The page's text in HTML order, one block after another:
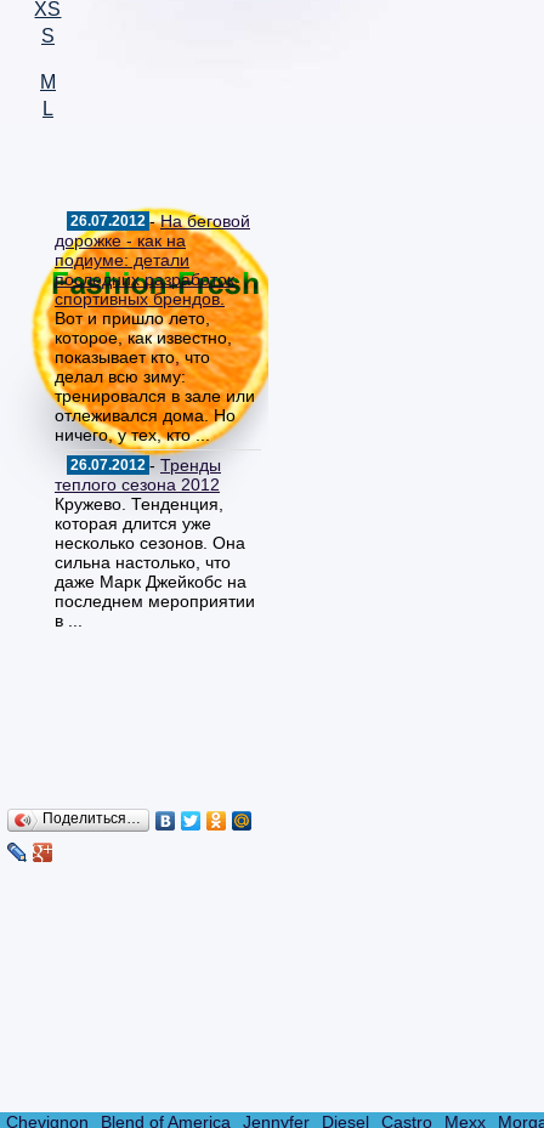
XS
S
M
L
26.07.2012 -На беговой
дорожке - как на
подиуме: детали
последних разработок
спортивных брендов.
Вот и пришло лето,
которое, как известно,
показывает кто, что
делал всю зиму:
тренировался в зале или
отлеживался дома. Но
ничего, у тех, кто ...
26.07.2012 - Тренды
теплого сезона 2012
Кружево. Тенденция,
которая длится уже
несколько сезонов. Она
сильна настолько, что
даже Марк Джейкобс на
последнем мероприятии
в ...
Поделиться…
Chevignon Blend of America Jennyfer Diesel Castro Mexx